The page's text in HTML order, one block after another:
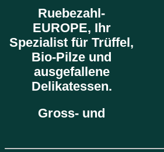
Ruebezahl-
EUROPE, Ihr
Spezialist für Trüffel,
Bio-Pilze und
ausgefallene
Delikatessen.
Gross- und